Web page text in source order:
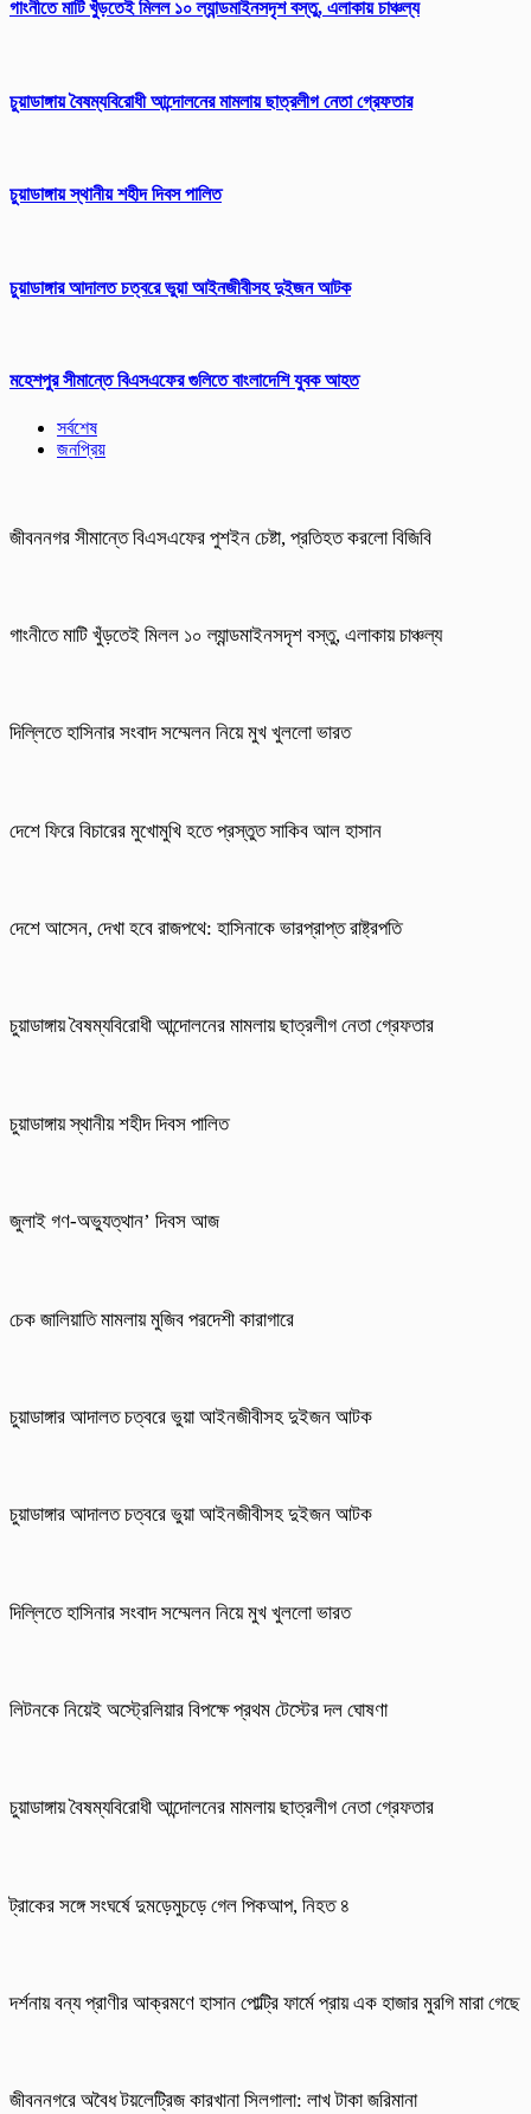
গাংনীতে মাটি খুঁড়তেই মিলল ১০ ল্যান্ডমাইনসদৃশ বস্তু, এলাকায় চাঞ্চল্য
চুয়াডাঙ্গায় বৈষম্যবিরোধী আন্দোলনের মামলায় ছাত্রলীগ নেতা গ্রেফতার
চুয়াডাঙ্গায় স্থানীয় শহীদ দিবস পা‌লিত
চুয়াডাঙ্গার আদালত চত্বরে ভুয়া আইনজীবীসহ দুইজন আটক
মহেশপুর সীমান্তে বিএসএফের গুলিতে বাংলাদেশি যুবক আহত
সর্বশেষ
জনপ্রিয়
জীবননগর সীমান্তে বিএসএফের পুশইন চেষ্টা, প্রতিহত করলো বিজিবি
গাংনীতে মাটি খুঁড়তেই মিলল ১০ ল্যান্ডমাইনসদৃশ বস্তু, এলাকায় চাঞ্চল্য
দিল্লিতে হাসিনার সংবাদ সম্মেলন নিয়ে মুখ খুললো ভারত
দেশে ফিরে বিচারের মুখোমুখি হতে প্রস্তুত সাকিব আল হাসান
দেশে আসেন, দেখা হবে রাজপথে: হাসিনাকে ভারপ্রাপ্ত রাষ্ট্রপতি
চুয়াডাঙ্গায় বৈষম্যবিরোধী আন্দোলনের মামলায় ছাত্রলীগ নেতা গ্রেফতার
চুয়াডাঙ্গায় স্থানীয় শহীদ দিবস পা‌লিত
জুলাই গণ-অভ্যুত্থান’ দিবস আজ
চেক জালিয়াতি মামলায় মুজিব পরদেশী কারাগারে
চুয়াডাঙ্গার আদালত চত্বরে ভুয়া আইনজীবীসহ দুইজন আটক
চুয়াডাঙ্গার আদালত চত্বরে ভুয়া আইনজীবীসহ দুইজন আটক
দিল্লিতে হাসিনার সংবাদ সম্মেলন নিয়ে মুখ খুললো ভারত
লিটনকে নিয়েই অস্ট্রেলিয়ার বিপক্ষে প্রথম টেস্টের দল ঘোষণা
চুয়াডাঙ্গায় বৈষম্যবিরোধী আন্দোলনের মামলায় ছাত্রলীগ নেতা গ্রেফতার
ট্রাকের সঙ্গে সংঘর্ষে দুমড়েমুচড়ে গেল পিকআপ, নিহত ৪
দর্শনায় বন্য প্রাণীর আক্রমণে হাসান পোল্ট্রি ফার্মে প্রায় এক হাজার মুরগি মারা গেছে
জীবননগরে অবৈধ টয়লেট্রিজ কারখানা সিলগালা: লাখ টাকা জরিমানা